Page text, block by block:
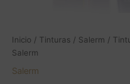
Inicio / Tinturas / Salerm /
Salerm
Salerm